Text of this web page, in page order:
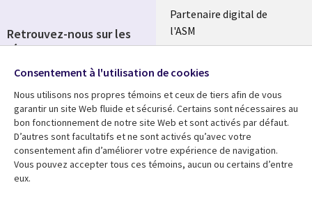
Partenaire digital de
l'ASM
Fusions
Ressources
Library
Links
Articles
Blog
Support
Legal
Accessibilité
Retrouvez-nous sur les
réseaux
Social
Media
FRANCE
Consentement à l'utilisation de cookies
Nous utilisons nos propres témoins et ceux de tiers afin de vous
garantir un site Web fluide et sécurisé. Certains sont nécessaires au
bon fonctionnement de notre site Web et sont activés par défaut.
D’autres sont facultatifs et ne sont activés qu’avec votre
consentement afin d’améliorer votre expérience de navigation.
Vous pouvez accepter tous ces témoins, aucun ou certains d’entre
eux.